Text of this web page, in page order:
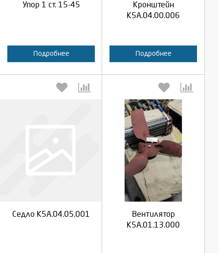
Упор 1 ст. 15-45
Подробнее
Кронштейн
К5А.04.00.006
Подробнее
Отмена
Седло К5А.04.05.001
Вентилятор
К5А.01.13.000
Выберите количество:
Продолжить
Отмена